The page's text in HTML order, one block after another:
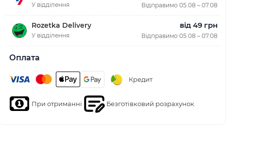
У відділення Відправимо 05.08 – 07.08
Rozetka Delivery
У відділення
від 49 грн
Відправимо 05.08 – 07.08
Оплата
Кредит
При отриманні Безготівковий розрахунок